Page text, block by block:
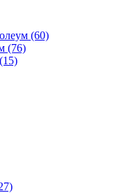
(60)
(76)